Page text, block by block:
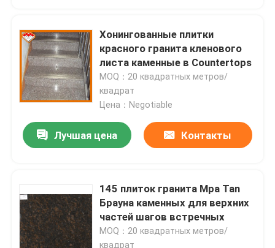
Хонингованные плитки
красного гранита кленового
листа каменные в Countertops
MOQ：20 квадратных метров/
квадрат
Цена：Negotiable
Лучшая цена Контакты
145 плиток гранита Mpa Tan
Брауна каменных для верхних
частей шагов встречных
MOQ：20 квадратных метров/
квадрат